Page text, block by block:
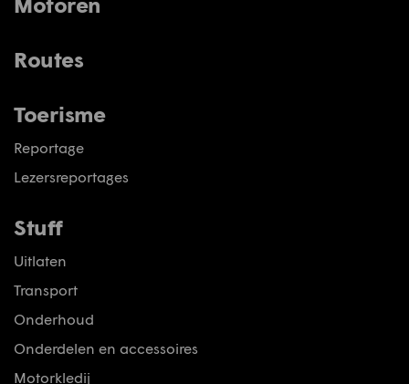
Routes
Toerisme
Reportage
Lezersreportages
Stuff
Uitlaten
Transport
Onderhoud
Onderdelen en accessoires
Motorkledij